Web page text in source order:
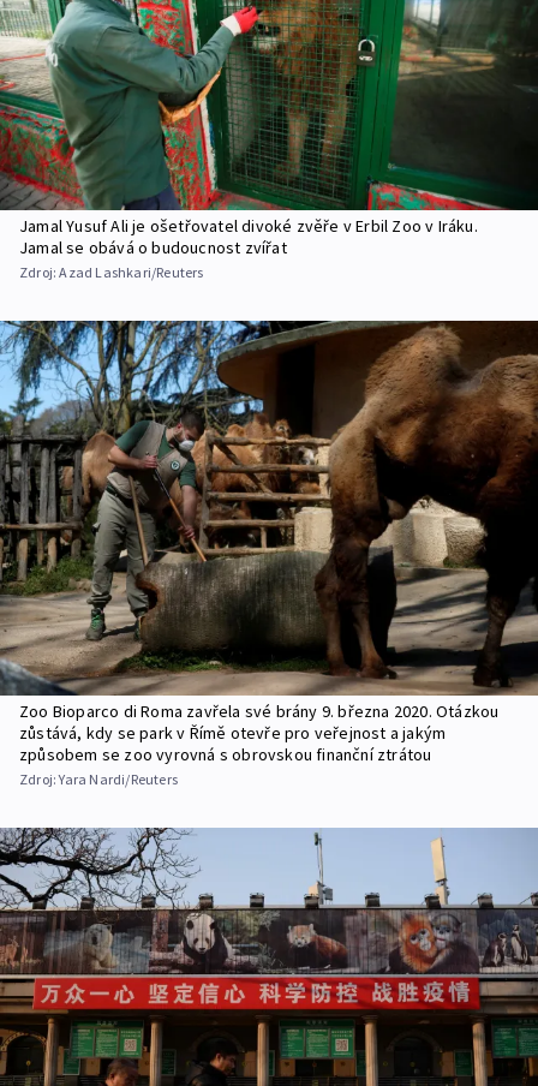
Jamal Yusuf Ali je ošetřovatel divoké zvěře v Erbil Zoo v Iráku.
Jamal se obává o budoucnost zvířat
Zdroj:Azad Lashkari/Reuters
Zoo Bioparco di Roma zavřela své brány 9. března 2020. Otázkou
zůstává, kdy se park v Římě otevře pro veřejnost a jakým
způsobem se zoo vyrovná s obrovskou finanční ztrátou
Zdroj:Yara Nardi/Reuters